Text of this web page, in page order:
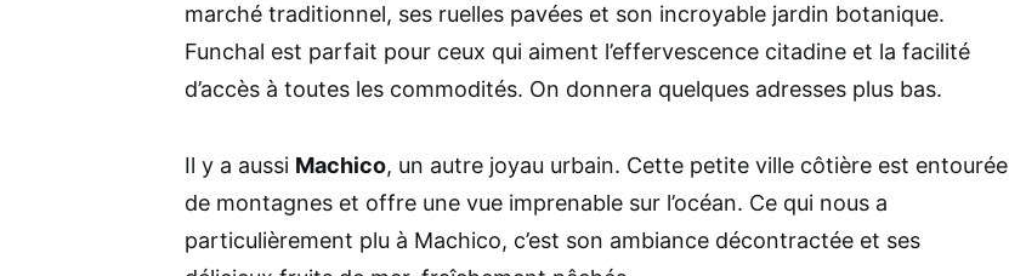
marché traditionnel, ses ruelles pavées et son incroyable jardin botanique.
Funchal est parfait pour ceux qui aiment l’effervescence citadine et la facilité
d’accès à toutes les commodités. On donnera quelques adresses plus bas.
Il y a aussi Machico, un autre joyau urbain. Cette petite ville côtière est entourée
de montagnes et offre une vue imprenable sur l’océan. Ce qui nous a
particulièrement plu à Machico, c’est son ambiance décontractée et ses